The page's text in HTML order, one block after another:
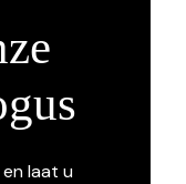
laat u